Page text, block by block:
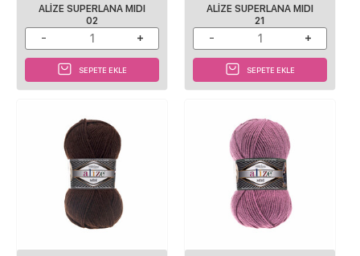
ALİZE SUPERLANA MIDI
02
SEPETE EKLE
ALİZE SUPERLANA MIDI
21
SEPETE EKLE